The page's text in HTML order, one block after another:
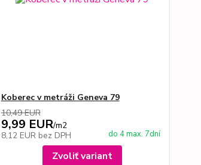
Koberec v metráži Geneva 79
10,49 EUR
9,99 EUR/m2
8,12 EUR bez DPH do 4 max. 7dní
Zvoliť variant